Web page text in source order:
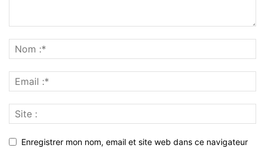
Enregistrer mon nom, email et site web dans ce navigateur